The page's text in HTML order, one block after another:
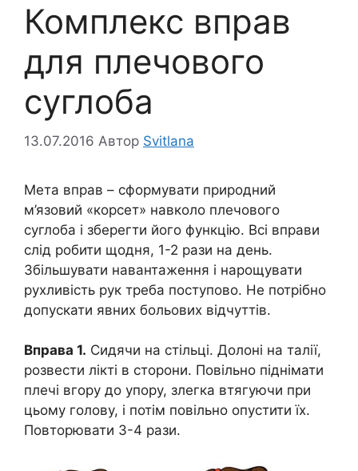
Комплекс вправ
для плечового
суглоба
13.07.2016 Автор Svitlana
Мета вправ – сформувати природний
м’язовий «корсет» навколо плечового
суглоба і зберегти його функцію. Всі вправи
слід робити щодня, 1-2 рази на день.
Збільшувати навантаження і нарощувати
рухливість рук треба поступово. Не потрібно
допускати явних больових відчуттів.
Вправа 1. Сидячи на стільці. Долоні на талії,
розвести лікті в сторони. Повільно піднімати
плечі вгору до упору, злегка втягуючи при
цьому голову, і потім повільно опустити їх.
Повторювати 3-4 рази.